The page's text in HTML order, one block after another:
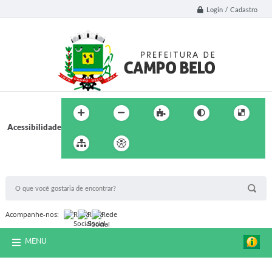
Login / Cadastro
Acessibilidade
Acompanhe-nos:
MENU